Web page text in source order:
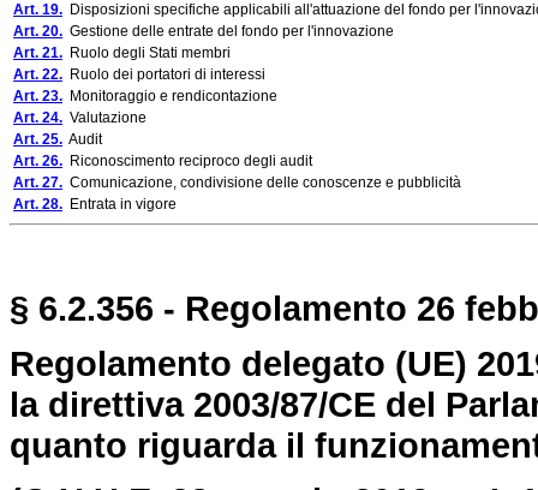
Art. 19. Disposizioni specifiche applicabili all'attuazione del fondo per
Art. 20. Gestione delle entrate del fondo per l'innovazione
Art. 21. Ruolo degli Stati membri
Art. 22. Ruolo dei portatori di interessi
Art. 23. Monitoraggio e rendicontazione
Art. 24. Valutazione
Art. 25. Audit
Art. 26. Riconoscimento reciproco degli audit
Art. 27. Comunicazione, condivisione delle conoscenze e pubblicità
Art. 28. Entrata in vigore
§ 6.2.356 - Regolamento 26
Regolamento delegato (UE)
la direttiva 2003/87/CE del
quanto riguarda il